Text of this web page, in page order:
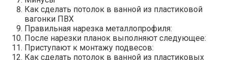
Как сделать потолок в ванной из пластиковой
вагонки ПВХ
Правильная нарезка металлопрофиля:
После нарезки планок выполняют следующее:
Приступают к монтажу подвесов:
Как сделать потолок в ванной из пластиковых